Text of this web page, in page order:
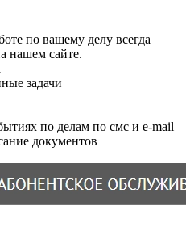
по вашему делу всегда
нашем сайте.
задачи
по делам по смс и e-mail
документов